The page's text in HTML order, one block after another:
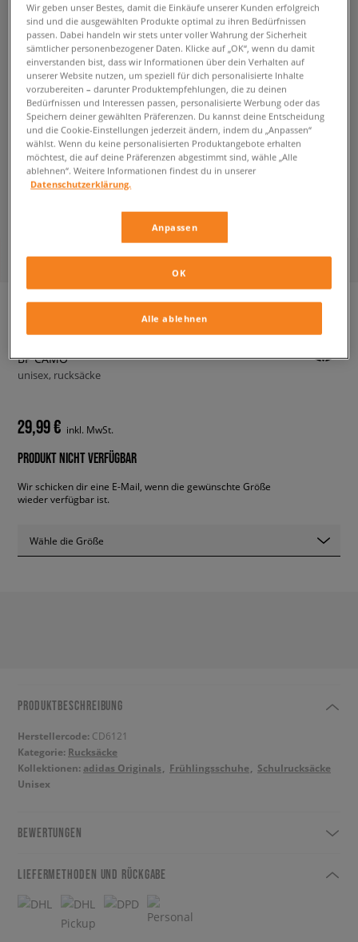
BP CAMO
unisex, rucksäcke
29,99 € inkl. MwSt.
PRODUKT NICHT VERFÜGBAR
Wir schicken dir eine E-Mail, wenn die gewünschte Größe
wieder verfügbar ist.
Wähle die Größe
PRODUKTBESCHREIBUNG
Herstellercode: CD6121
Kategorie: Rucksäcke
Kollektionen: adidas Originals Frühlingsschuhe
Schulrucksäcke
Unisex
BEWERTUNGEN
LIEFERMETHODEN UND RÜCKGABE
Wir geben unser Bestes, damit die Einkäufe unserer Kunden erfolgreich
sind und die ausgewählten Produkte optimal zu ihren Bedürfnissen
passen. Dabei handeln wir stets unter voller Wahrung der Sicherheit
sämtlicher personenbezogener Daten. Klicke auf „OK“, wenn du damit
einverstanden bist, dass wir Informationen über dein Verhalten auf
unserer Website nutzen, um speziell für dich personalisierte Inhalte
vorzubereiten – darunter Produktempfehlungen, die zu deinen
Bedürfnissen und Interessen passen, personalisierte Werbung oder das
Speichern deiner gewählten Präferenzen. Du kannst deine Entscheidung
und die Cookie-Einstellungen jederzeit ändern, indem du „Anpassen“
wählst. Wenn du keine personalisierten Produktangebote erhalten
möchtest, die auf deine Präferenzen abgestimmt sind, wähle „Alle
ablehnen“. Weitere Informationen findest du in unserer
Datenschutzerklärung.
Anpassen
Alle ablehnen
OK